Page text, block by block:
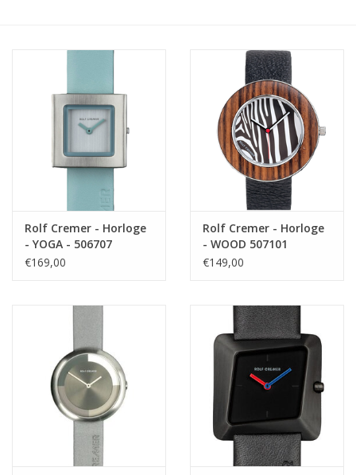
Rolf Cremer - Horloge
- YOGA - 506707
€169,00
Rolf Cremer - Horloge
- WOOD 507101
€149,00